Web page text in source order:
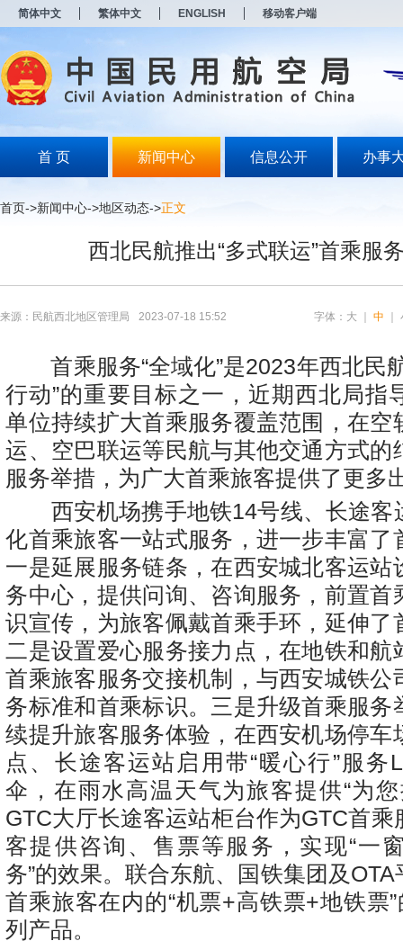
简体中文 繁体中文 ENGLISH 移动客户端
首 页 新闻中心 信息公开 办事
首页->新闻中心->地区动态->正文
西北民航推出“多式联运”首乘服
来源：民航西北地区管理局 2023-07-18 15:52 字体： 大 中
首乘服务“全域化”是2023年西北民
行动”的重要目标之一，近期西北局指
单位持续扩大首乘服务覆盖范围，在空
运、空巴联运等民航与其他交通方式的
服务举措，为广大首乘旅客提供了更多
西安机场携手地铁14号线、长途客
化首乘旅客一站式服务，进一步丰富了
一是延展服务链条，在西安城北客运站
务中心，提供问询、咨询服务，前置首
识宣传，为旅客佩戴首乘手环，延伸了
二是设置爱心服务接力点，在地铁和航
首乘旅客服务交接机制，与西安城铁公
务标准和首乘标识。三是升级首乘服务
续提升旅客服务体验，在西安机场停车
点、长途客运站启用带“暖心行”服务
伞，在雨水高温天气为旅客提供“为
GTC大厅长途客运站柜台作为GTC首乘
客提供咨询、售票等服务，实现“一
务”的效果。联合东航、国铁集团及
首乘旅客在内的“机票+高铁票+地铁票”
列产品。
打
开
无
障
说
按
Alt
开